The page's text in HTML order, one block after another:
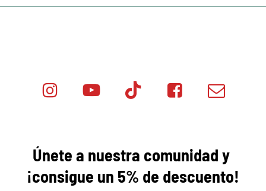
Minicar Tok
Minicar Minicar
Únete a nuestra comunidad y
¡consigue un 5% de descuento!